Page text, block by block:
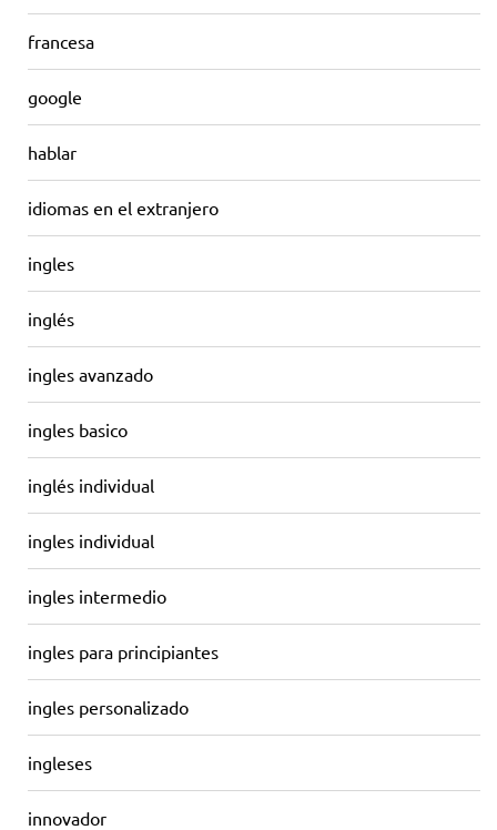
francesa
google
hablar
idiomas en el extranjero
ingles
inglés
ingles avanzado
ingles basico
inglés individual
ingles individual
ingles intermedio
ingles para principiantes
ingles personalizado
ingleses
innovador